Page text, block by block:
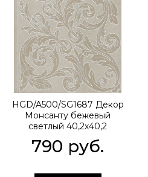
HGD/A500/SG1687 Декор
Монсанту бежевый
светлый 40,2х40,2
790 руб.